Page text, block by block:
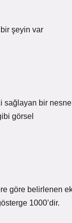
şeyin var
sağlayan bir
görsel
göre belirlenen
1000’dir.